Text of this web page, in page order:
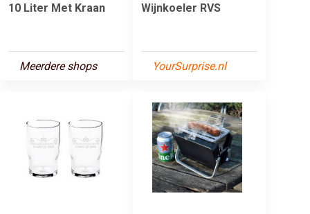
10 Liter Met Kraan
Meerdere shops
Wijnkoeler RVS
YourSurprise.nl